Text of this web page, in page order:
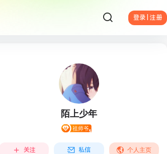
登录 | 注册
陌上少年
关注 私信 个人主页